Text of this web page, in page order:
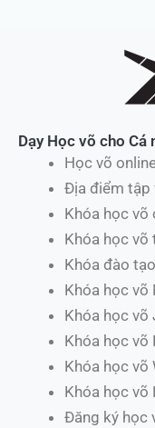
Dạy Học võ cho Cá
Học võ
Địa điểm tập
Khóa học võ
Khóa học võ
Khóa đào
Khóa học võ
Khóa học võ
Khóa học võ
Khóa học võ
Khóa học võ
Đăng ký học